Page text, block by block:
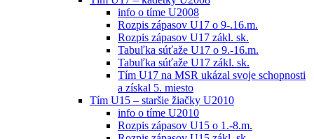
info o tíme U2008
Rozpis zápasov U17 o 9-.16.m.
Rozpis zápasov U17 zákl. sk.
Tabuľka súťaže U17 o 9.-16.m.
Tabuľka súťaže U17 zákl. sk.
Tím U17 na MSR ukázal svoje schopnosti
a získal 5. miesto
Tím U15 – staršie žiačky U2010
info o tíme U2010
Rozpis zápasov U15 o 1.-8.m.